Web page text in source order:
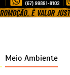
Meio Ambiente